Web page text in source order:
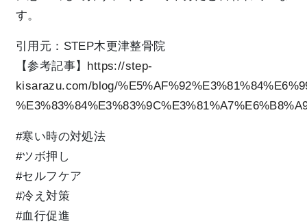
す。
引用元：STEP木更津整骨院
【参考記事】 https://step-
kisarazu.com/blog/
#寒い時の対処法
#ツボ押し
#セルフケア
#冷え対策
#血行促進